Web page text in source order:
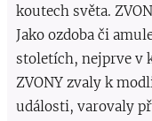
koutech světa.
Jako ozdoba či
stoletích, nejprve v
ZVONY zvaly k
události, varovaly